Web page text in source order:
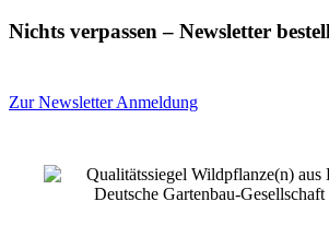
Nichts verpassen – Newsletter
Zur Newsletter Anmeldung